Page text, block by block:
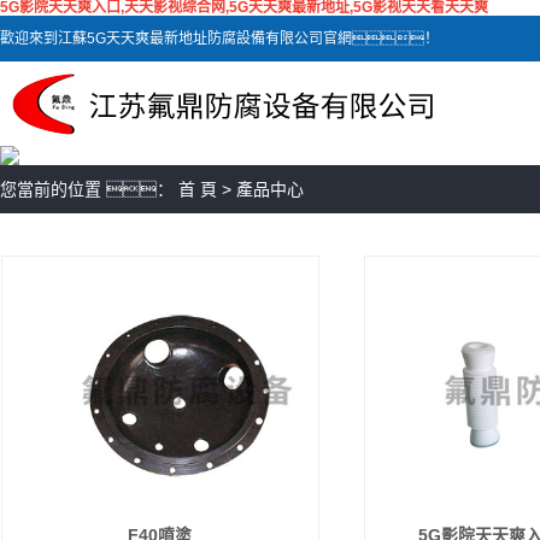
5G影院天天爽入口,天天影视综合网,5G天天爽最新地址,5G影视天天看天天爽
歡迎來到江蘇5G天天爽最新地址防腐設備有限公司官網！
您當前的位置 ： 首 頁 > 產品中心
F40噴塗 5G影院天天爽